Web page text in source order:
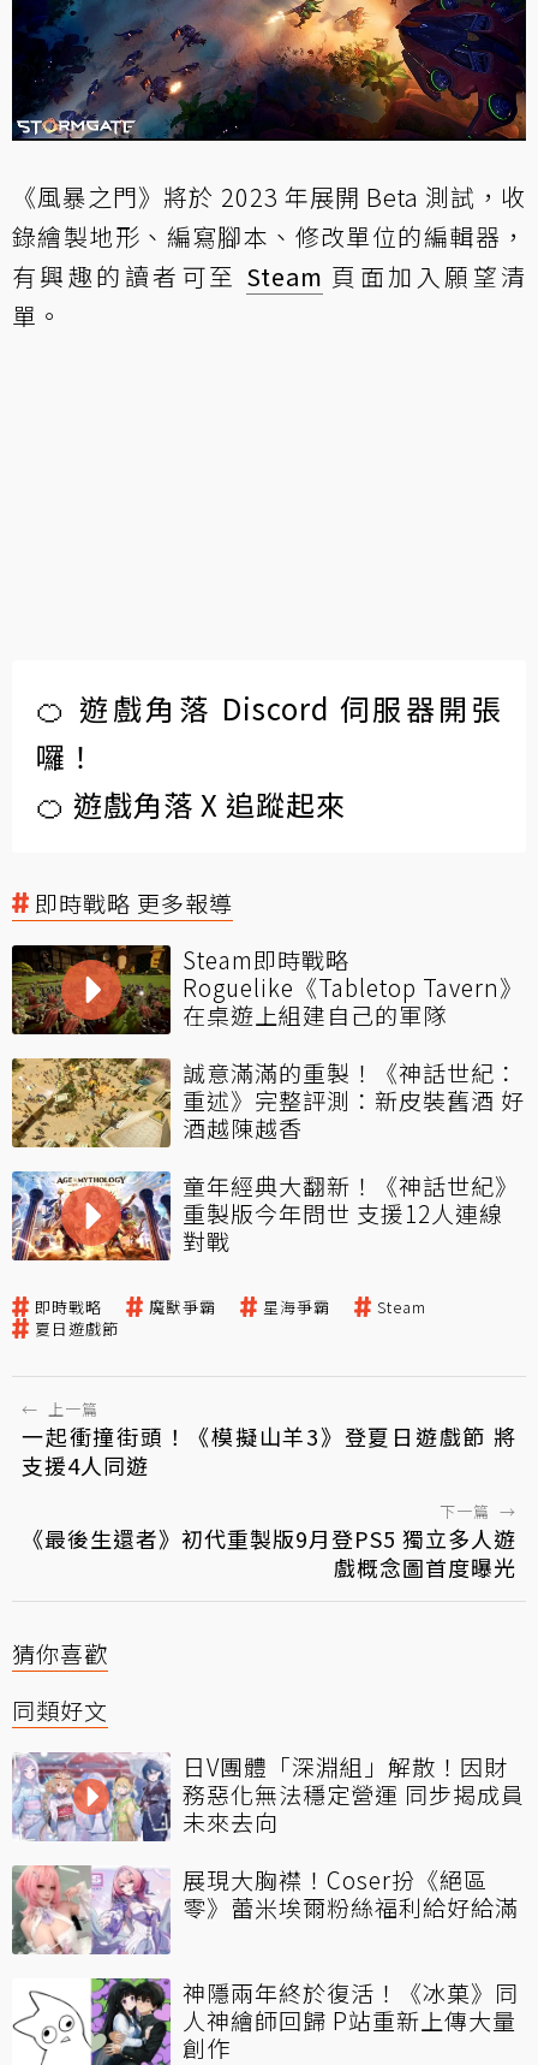
《風暴之門》將於 2023 年展開 Beta 測試，收
錄繪製地形、編寫腳本、修改單位的編輯器，
有興趣的讀者可至 Steam 頁面加入願望清
單。
🍊 遊戲角落 Discord 伺服器開張
囉！
🍊 遊戲角落 X 追蹤起來
即時戰略 更多報導
Steam即時戰略
Roguelike《Tabletop Tavern》
在桌遊上組建自己的軍隊
誠意滿滿的重製！《神話世紀：
重述》完整評測：新皮裝舊酒 好
酒越陳越香
童年經典大翻新！《神話世紀》
重製版今年問世 支援12人連線
對戰
即時戰略 魔獸爭霸 星海爭霸
Steam
夏日遊戲節
← 上一篇
一起衝撞街頭！《模擬山羊3》登夏日遊戲節 將
支援4人同遊
下一篇 →
《最後生還者》初代重製版9月登PS5 獨立多人遊
戲概念圖首度曝光
猜你喜歡
同類好文
日V團體「深淵組」解散！因財
務惡化無法穩定營運 同步揭成員
未來去向
展現大胸襟！Coser扮《絕區
零》蕾米埃爾粉絲福利給好給滿
神隱兩年終於復活！《冰菓》同
人神繪師回歸 P站重新上傳大量
創作